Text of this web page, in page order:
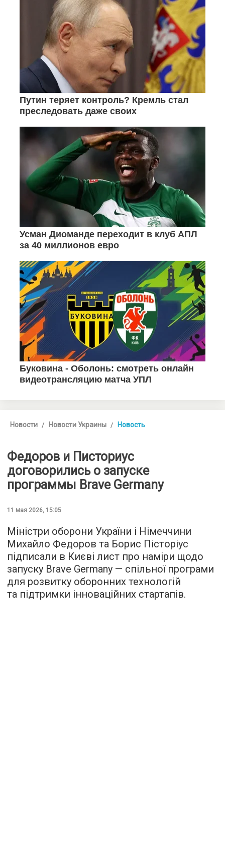
Новости Новости Украины Новость
Федоров и Писториус
договорились о запуске
программы Brave Germany
11 мая 2026, 15:05
Міністри оборони України і Німеччини
Михайло Федоров та Борис Пісторіус
підписали в Києві лист про наміри щодо
запуску Brave Germany — спільної програми
для розвитку оборонних технологій
та підтримки інноваційних стартапів.